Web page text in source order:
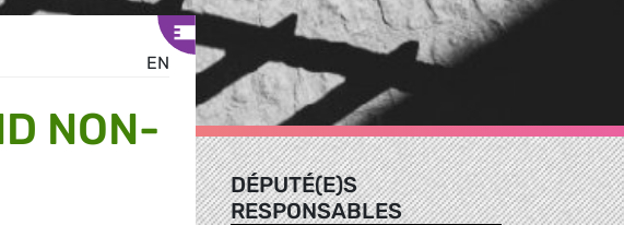
EN
NON-
DÉPUTÉ(E)S
RESPONSABLES